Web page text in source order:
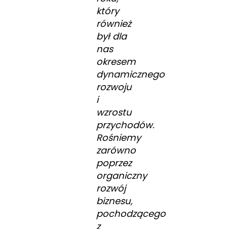
który
również
był dla
nas
okresem
dynamicznego
rozwoju
i
wzrostu
przychodów.
Rośniemy
zarówno
poprzez
organiczny
rozwój
biznesu,
pochodzącego
z